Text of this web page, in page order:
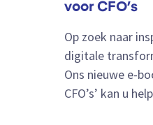
voor CFO’s
Op zoek naar
digitale
Ons nieuwe e-
CFO’s’ kan u